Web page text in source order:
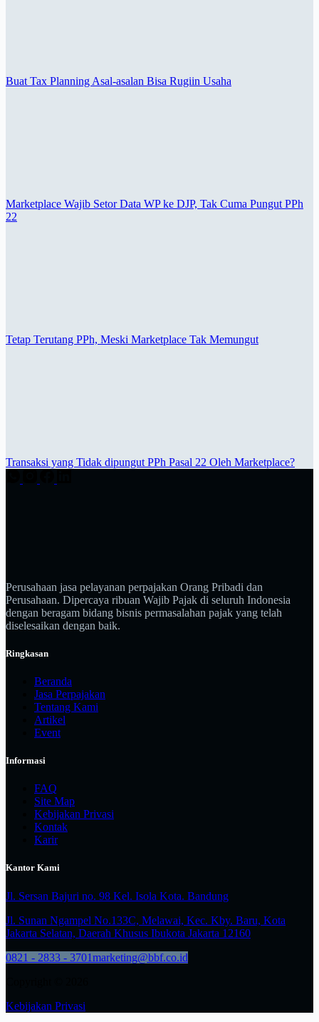
Buat Tax Planning Asal-asalan Bisa Rugiin Usaha
Marketplace Wajib Setor Data WP ke DJP, Tak Cuma Pungut PPh
22
Tetap Terutang PPh, Meski Marketplace Tak Memungut
Transaksi yang Tidak dipungut PPh Pasal 22 Oleh Marketplace?
Perusahaan jasa pelayanan perpajakan Orang Pribadi dan
Perusahaan. Dipercaya ribuan Wajib Pajak di seluruh Indonesia
dengan beragam bidang bisnis permasalahan pajak yang telah
diselesaikan dengan baik.
Ringkasan
Beranda
Jasa Perpajakan
Tentang Kami
Artikel
Event
Informasi
FAQ
Site Map
Kebijakan Privasi
Kontak
Karir
Kantor Kami
Jl. Sersan Bajuri no. 98 Kel. Isola Kota. Bandung
Jl. Sunan Ngampel No.133C, Melawai, Kec. Kby. Baru, Kota
Jakarta Selatan, Daerah Khusus Ibukota Jakarta 12160
0821 - 2833 - 3701marketing@bbf.co.id
Kebijakan Privasi